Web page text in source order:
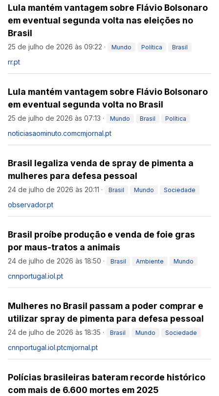
Lula mantém vantagem sobre Flávio Bolsonaro
em eventual segunda volta nas eleições no
Brasil
25 de julho de 2026 às 09:22 · Mundo Política Brasil
rr.pt
Lula mantém vantagem sobre Flávio Bolsonaro
em eventual segunda volta no Brasil
25 de julho de 2026 às 07:13 · Mundo Brasil Política
noticiasaominuto.comcmjornal.pt
Brasil legaliza venda de spray de pimenta a
mulheres para defesa pessoal
24 de julho de 2026 às 20:11 · Brasil Mundo Sociedade
observador.pt
Brasil proíbe produção e venda de foie gras
por maus-tratos a animais
24 de julho de 2026 às 18:50 · Brasil Ambiente Mundo
cnnportugal.iol.pt
Mulheres no Brasil passam a poder comprar e
utilizar spray de pimenta para defesa pessoal
24 de julho de 2026 às 18:35 · Brasil Mundo Sociedade
cnnportugal.iol.ptcmjornal.pt
Polícias brasileiras bateram recorde histórico
com mais de 6.600 mortes em 2025